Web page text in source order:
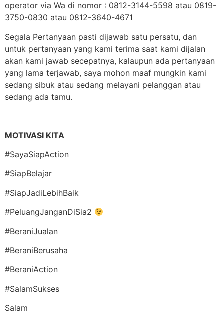
operator via Wa di nomor : 0812-3144-5598 atau 0819-
3750-0830 atau 0812-3640-4671
Segala Pertanyaan pasti dijawab satu persatu, dan
untuk pertanyaan yang kami terima saat kami dijalan
akan kami jawab secepatnya, kalaupun ada pertanyaan
yang lama terjawab, saya mohon maaf mungkin kami
sedang sibuk atau sedang melayani pelanggan atau
sedang ada tamu.
MOTIVASI KITA
#SayaSiapAction
#SiapBelajar
#SiapJadiLebihBaik
#PeluangJanganDiSia2
#BeraniJualan
#BeraniBerusaha
#BeraniAction
#SalamSukses
Salam